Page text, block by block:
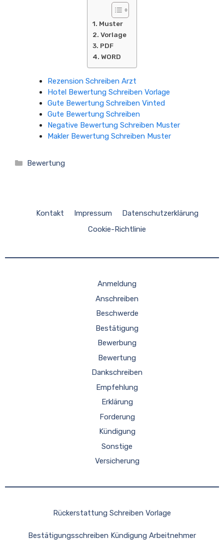
Muster
Vorlage
PDF
WORD
Rezension Schreiben Arzt
Hotel Bewertung Schreiben Vorlage
Gute Bewertung Schreiben Vinted
Gute Bewertung Schreiben
Negative Bewertung Schreiben Muster
Makler Bewertung Schreiben Muster
Kategorien
Bewertung
Kontakt Impressum
Datenschutzerklärung
Cookie-Richtlinie
Anmeldung
Anschreiben
Beschwerde
Bestätigung
Bewerbung
Bewertung
Dankschreiben
Empfehlung
Erklärung
Forderung
Kündigung
Sonstige
Versicherung
Rückerstattung Schreiben Vorlage
Bestätigungsschreiben Kündigung Arbeitnehmer